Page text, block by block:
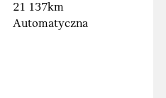
21 137km
Automatyczna